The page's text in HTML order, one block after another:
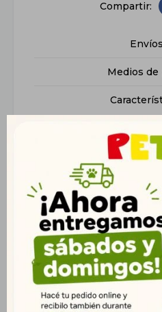
Envíos
Medios de
Productos que te